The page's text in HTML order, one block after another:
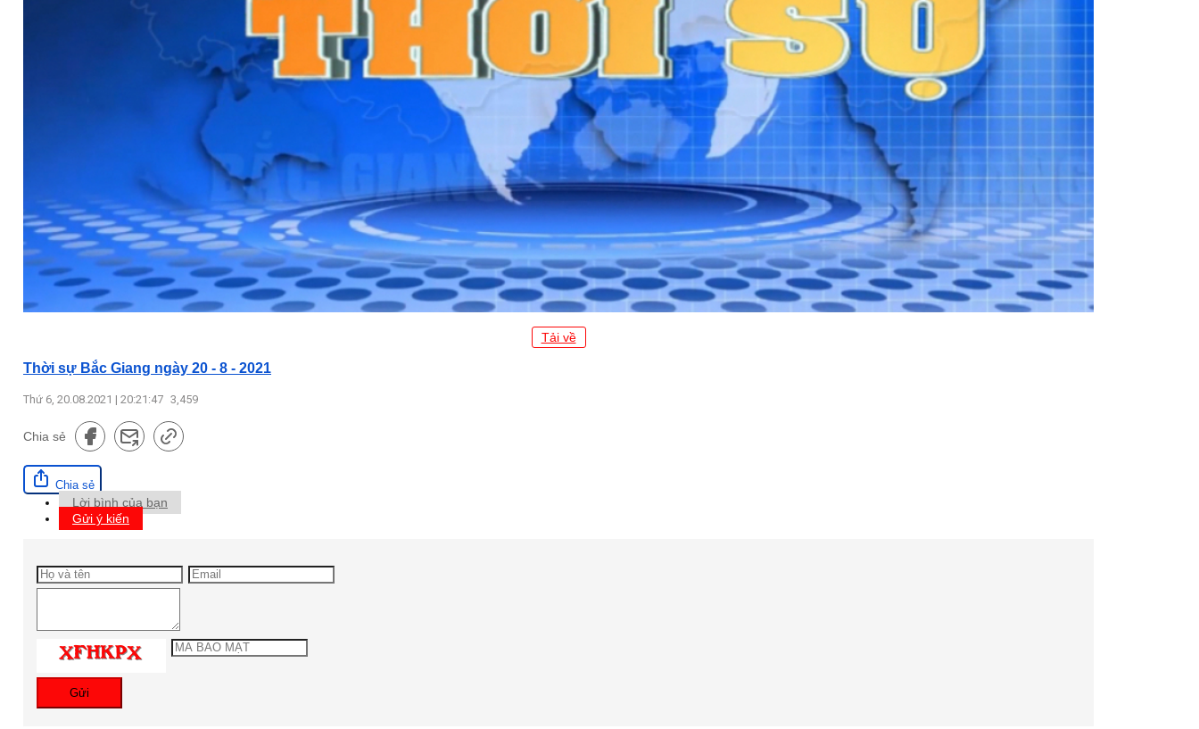
Tải về
Thời sự Bắc Giang ngày 20 - 8 - 2021
Thứ 6, 20.08.2021 | 20:21:47 3,459
Chia sẻ
Chia sẻ
Lời bình của bạn
Gửi ý kiến
Gửi